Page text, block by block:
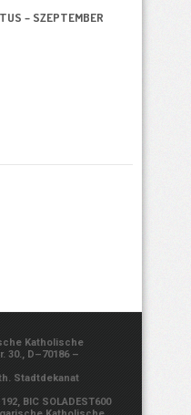
– SZEPTEMBER
Katholische
30., D–70186 –
Stadtdekanat
BIC SOLADEST600